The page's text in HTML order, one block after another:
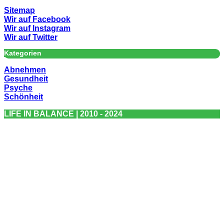
Sitemap
Wir auf Facebook
Wir auf Instagram
Wir auf Twitter
Kategorien
Abnehmen
Gesundheit
Psyche
Schönheit
LIFE IN BALANCE | 2010 - 2024